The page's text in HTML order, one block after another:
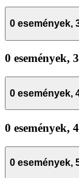
0 események,
0 események, 3
0 események,
0 események, 4
0 események,